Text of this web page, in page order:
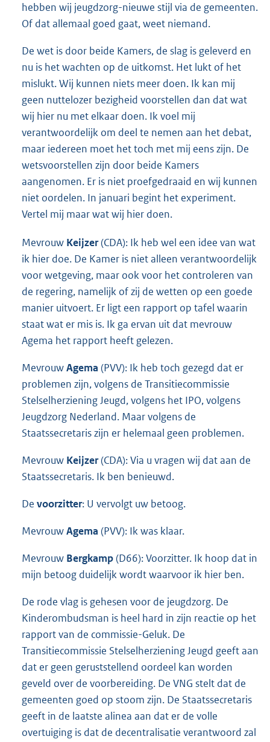
hebben wij jeugdzorg-nieuwe stijl via de gemeenten.
Of dat allemaal goed gaat, weet niemand.
De wet is door beide Kamers, de slag is geleverd en
nu is het wachten op de uitkomst. Het lukt of het
mislukt. Wij kunnen niets meer doen. Ik kan mij
geen nuttelozer bezigheid voorstellen dan dat wat
wij hier nu met elkaar doen. Ik voel mij
verantwoordelijk om deel te nemen aan het debat,
maar iedereen moet het toch met mij eens zijn. De
wetsvoorstellen zijn door beide Kamers
aangenomen. Er is niet proefgedraaid en wij kunnen
niet oordelen. In januari begint het experiment.
Vertel mij maar wat wij hier doen.
Mevrouw Keijzer(CDA): Ik heb wel een idee van wat
ik hier doe. De Kamer is niet alleen verantwoordelijk
voor wetgeving, maar ook voor het controleren van
de regering, namelijk of zij de wetten op een goede
manier uitvoert. Er ligt een rapport op tafel waarin
staat wat er mis is. Ik ga ervan uit dat mevrouw
Agema het rapport heeft gelezen.
MevrouwAgema (PVV): Ik heb toch gezegd dat er
problemen zijn, volgens de Transitiecommissie
Stelselherziening Jeugd, volgens het IPO, volgens
Jeugdzorg Nederland. Maar volgens de
Staatssecretaris zijn er helemaal geen problemen.
Mevrouw Keijzer(CDA): Via u vragen wij dat aan de
Staatssecretaris. Ik ben benieuwd.
De voorzitter: U vervolgt uw betoog.
MevrouwAgema (PVV): Ik was klaar.
Mevrouw Bergkamp(D66): Voorzitter. Ik hoop dat in
mijn betoog duidelijk wordt waarvoor ik hier ben.
De rode vlag is gehesen voor de jeugdzorg. De
Kinderombudsman is heel hard in zijn reactie op het
rapport van de commissie-Geluk. De
Transitiecommissie Stelselherziening Jeugd geeft aan
dat er geen geruststellend oordeel kan worden
geveld over de voorbereiding. De VNG stelt dat de
gemeenten goed op stoom zijn. De Staatssecretaris
geeft in de laatste alinea aan dat er de volle
overtuiging is dat de decentralisatie verantwoord zal